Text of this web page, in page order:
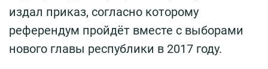
издал приказ, согласно которому
референдум пройдёт вместе с выборами
нового главы республики в 2017 году.